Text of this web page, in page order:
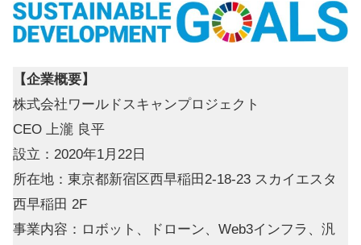
【企業概要】
株式会社ワールドスキャンプロジェクト
CEO 上瀧 良平
設立：2020年1月22日
所在地：東京都新宿区西早稲田2-18-23 スカイエスタ
西早稲田 2F
事業内容：ロボット、ドローン、Web3インフラ、汎